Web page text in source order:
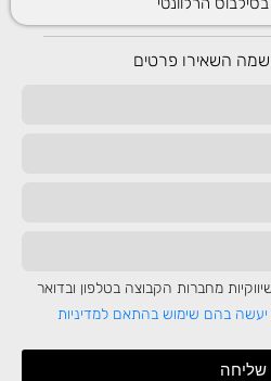
בהרבה מלימודי תואר המתפרסים על פי 3-4 שנים. אבל אם אתם
שואלים לגבי תפקידים נחשקים, נספר לכם שכיום כ- 15% מעובדי
ראשון, אלא בוגרי קורסים שונים.
יישמרו ו/או יעשה בהם שימוש
השאירו פרטים
מחברות הקבוצה בטלפון ובדואר
יעשה בהם שימוש בהתאם למדיניות
שליחה